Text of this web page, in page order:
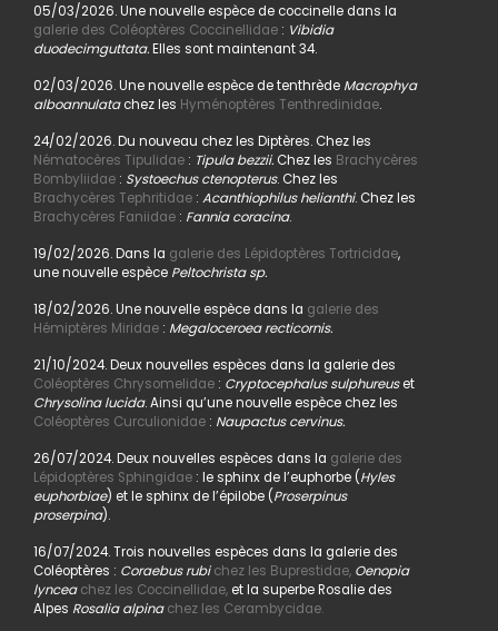
05/03/2026. Une nouvelle espèce de coccinelle dans la
galerie des Coléoptères Coccinellidae: Vibidia
duodecimguttata.Elles sont maintenant 34.
02/03/2026. Une nouvelle espèce de tenthrède Macrophya
alboannulatachez les Hyménoptères Tenthredinidae.
24/02/2026. Du nouveau chez les Diptères. Chez les
Nématocères Tipulidae: Tipula bezzii. Chez les Brachycères
Bombyliidae: Systoechus ctenopterus. Chez les
Brachycères Tephritidae: Acanthiophilus helianthi. Chez les
Brachycères Faniidae: Fannia coracina.
19/02/2026. Dans la galerie des Lépidoptères Tortricidae,
une nouvelle espèce Peltochrista sp.
18/02/2026. Une nouvelle espèce dans la galerie des
Hémiptères Miridae: Megaloceroea recticornis.
21/10/2024. Deux nouvelles espèces dans la galerie des
Coléoptères Chrysomelidae: Cryptocephalus sulphureuset
Chrysolina lucida. Ainsi qu’une nouvelle espèce chez les
Coléoptères Curculionidae : Naupactus cervinus.
26/07/2024. Deux nouvelles espèces dans la galerie des
Lépidoptères Sphingidae: le sphinx de l’euphorbe (Hyles
euphorbiae) et le sphinx de l’épilobe (Proserpinus
proserpina).
16/07/2024. Trois nouvelles espèces dans la galerie des
Coléoptères : Coraebus rubi chez les Buprestidae, Oenopia
lyncea chez les Coccinellidae,et la superbe Rosalie des
Alpes Rosalia alpina chez les Cerambycidae.